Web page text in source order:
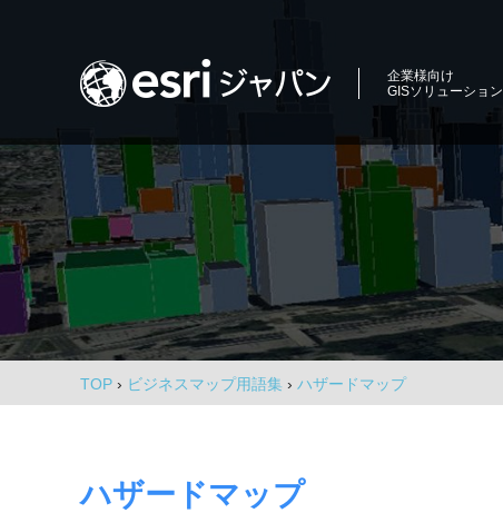
へ
ス
キ
ッ
プ
企業様向け
GISソリューション
ロ
ケ
ー
シ
ョ
ン
イ
ン
テ
商
圏
析、
エ
リ
ー
ケ
テ
環
TOP › ビジネスマップ用語集 › ハザードマップ
ハザードマップ